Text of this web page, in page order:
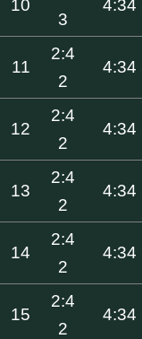
10
3
4:34
11
2:4
2
4:34
12
2:4
2
4:34
13
2:4
2
4:34
14
2:4
2
4:34
15
2:4
2
4:34